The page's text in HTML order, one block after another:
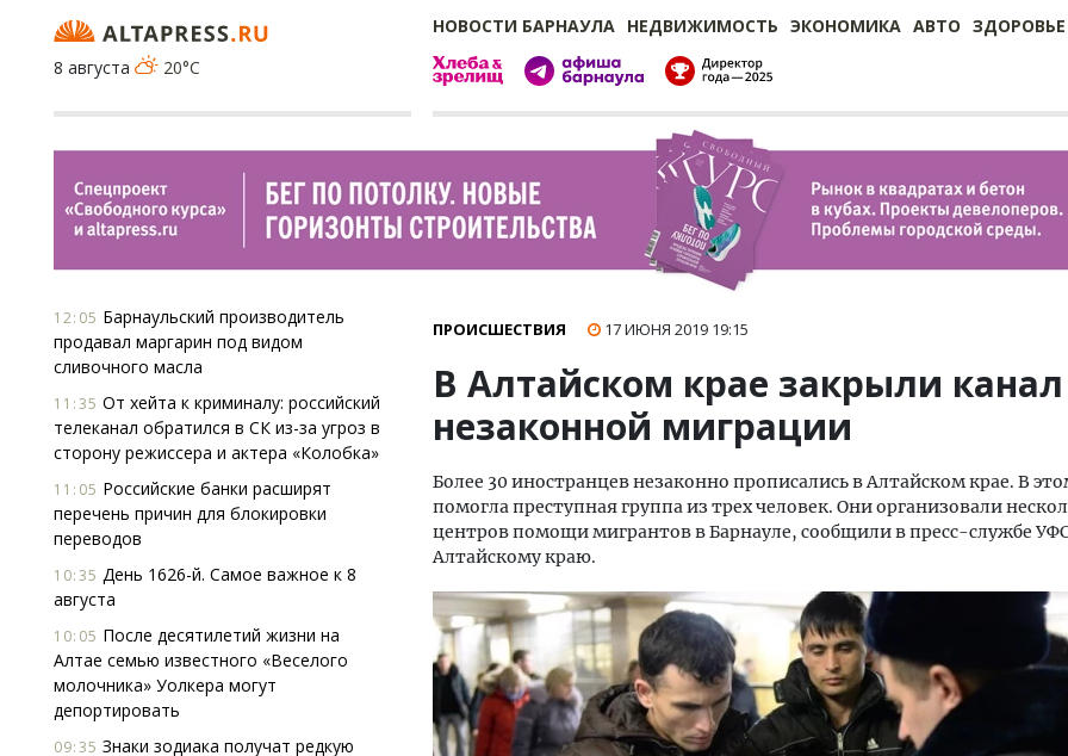
НОВОСТИ БАРНАУЛА НЕДВИЖИМОСТЬ ЭКОНОМИКА АВТО ЗДОРОВЬЕ
8 августа
20°C
12:05 Барнаульский производитель
продавал маргарин под видом
сливочного масла
11:35 От хейта к криминалу: российский
телеканал обратился в СК из-за угроз в
сторону режиссера и актера «Колобка»
11:05 Российские банки расширят
перечень причин для блокировки
переводов
10:35 День 1626-й. Самое важное к 8
августа
10:05 После десятилетий жизни на
Алтае семью известного «Веселого
молочника» Уолкера могут
депортировать
09:35 Знаки зодиака получат редкую
ПРОИСШЕСТВИЯ 17 ИЮНЯ 2019 19:15
В Алтайском крае закрыли канал
незаконной миграции
Более 30 иностранцев незаконно прописались в Алтайском крае. В
помогла преступная группа из трех человек. Они организовали
центров помощи мигрантов в Барнауле, сообщили в пресс-службе
Алтайскому краю.